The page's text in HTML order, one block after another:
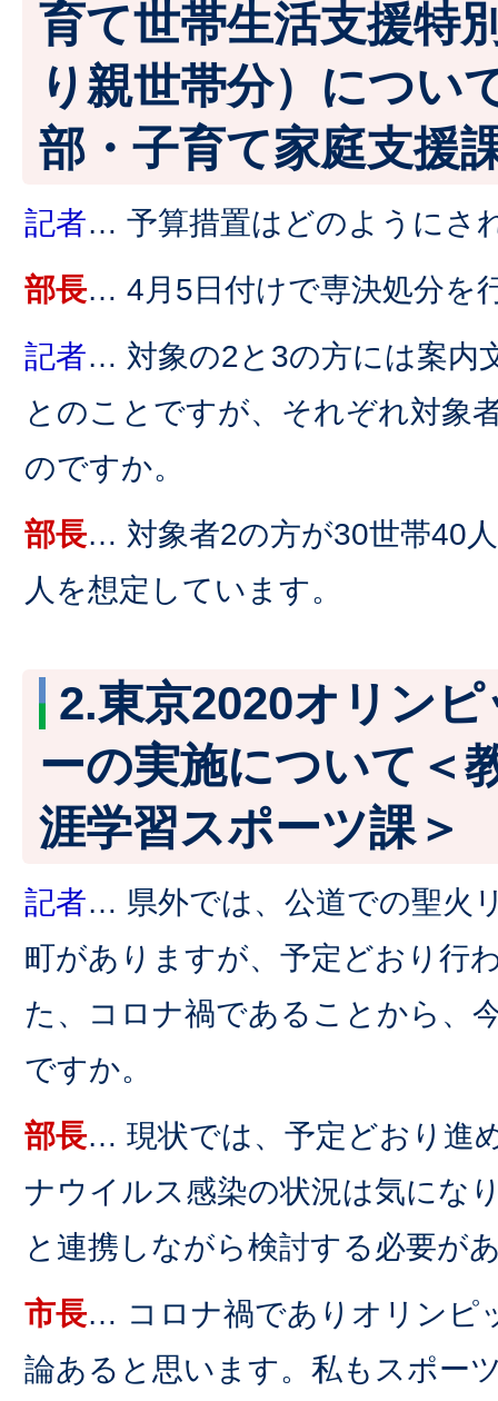
育て世帯生活支援特
り親世帯分）につい
部・子育て家庭支援
記者… 予算措置はどのようにさ
部長… 4月5日付けで専決処分を
記者… 対象の2と3の方には案内
とのことですが、それぞれ対象
のですか。
部長… 対象者2の方が30世帯40
人を想定しています。
2.東京2020オリン
ーの実施について＜
涯学習スポーツ課＞
記者… 県外では、公道での聖火
町がありますが、予定どおり行
た、コロナ禍であることから、
ですか。
部長… 現状では、予定どおり進
ナウイルス感染の状況は気にな
と連携しながら検討する必要が
市長… コロナ禍でありオリンピ
論あると思います。私もスポー